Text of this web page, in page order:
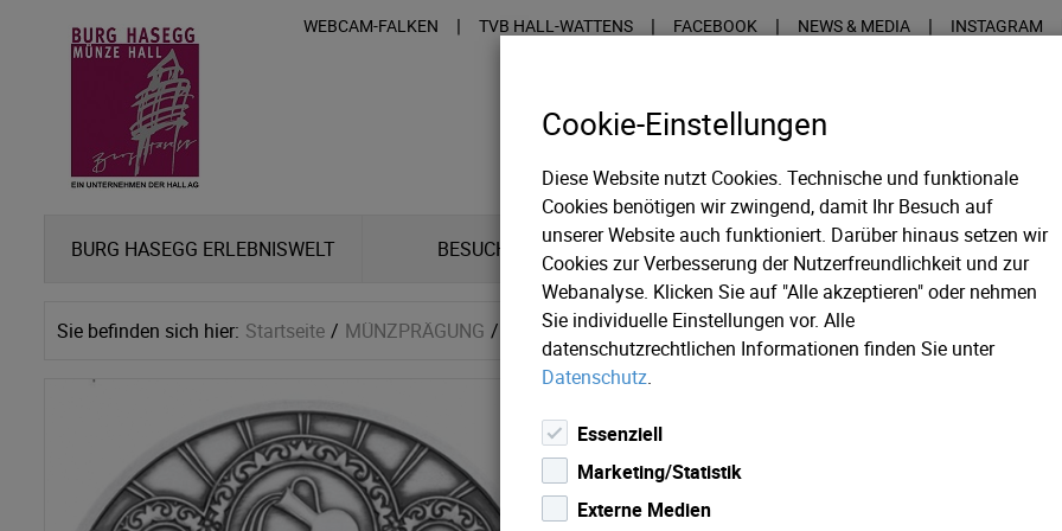
WEBCAM-FALKEN | TVB HALL-WATTENS | FACEBOOK | NEWS & MEDIA | INSTAGRAM
BURG HASEGG ERLEBNISWELT BESUCHERINFOS MÜNZPRÄGUNG
Sie befinden sich hier: Startseite MÜNZPRÄGUNG GRAVUREN VON MÜNZEN&MEDAILLEN
Cookie-Einstellungen
Diese Website nutzt Cookies. Technische und funktionale
Cookies benötigen wir zwingend, damit Ihr Besuch auf
unserer Website auch funktioniert. Darüber hinaus setzen wir
Cookies zur Verbesserung der Nutzerfreundlichkeit und zur
Webanalyse. Klicken Sie auf "Alle akzeptieren" oder nehmen
Sie individuelle Einstellungen vor. Alle
datenschutzrechtlichen Informationen finden Sie unter
Datenschutz.
Essenziell
Marketing/Statistik
Externe Medien